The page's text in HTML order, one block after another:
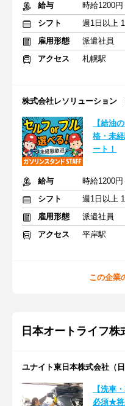
給与
時給1200
シフト
週1日以上
雇用形態
派遣社員
アクセス
札幌駅
株式会社レソリューション
【給油
格・未
ート！
給与
時給1200
シフト
週1日以上
雇用形態
派遣社員
アクセス
平岸駅
この企業
日本オートライフ株
ユナイト東日本株式会社（
【洗車
必須★将